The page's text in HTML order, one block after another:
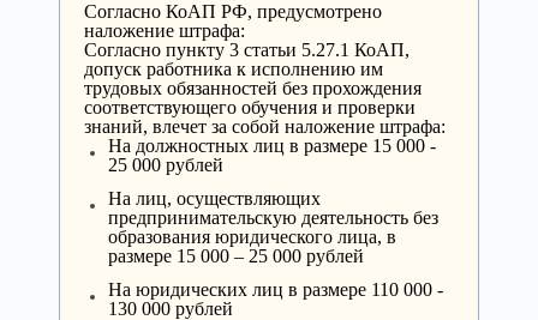
Cогласно КоАП РФ, предусмотрено
наложение штрафа:
Согласно пункту 3 статьи 5.27.1 КоАП,
допуск работника к исполнению им
трудовых обязанностей без прохождения
соответствующего обучения и проверки
знаний, влечет за собой наложение штрафа:
На должностных лиц в размере 15 000 -
25 000 рублей
На лиц, осуществляющих
предпринимательскую деятельность без
образования юридического лица, в
размере 15 000 – 25 000 рублей
На юридических лиц в размере 110 000 -
130 000 рублей